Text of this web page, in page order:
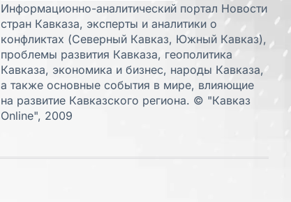
Информационно-аналитический портал Новости
стран Кавказа, эксперты и аналитики о
конфликтах (Северный Кавказ, Южный Кавказ),
проблемы развития Кавказа, геополитика
Кавказа, экономика и бизнес, народы Кавказа,
а также основные события в мире, влияющие
на развитие Кавказского региона. © "Кавказ
Online", 2009